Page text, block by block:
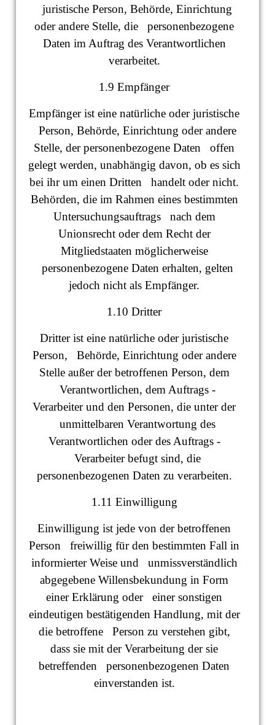
juristische Person, Behörde, Einrichtung
oder andere Stelle, die personenbezogene
Daten im Auftrag des Verantwortlichen
verarbeitet.
1.9 Empfänger
Empfänger ist eine natürliche oder juristische
Person, Behörde, Einrichtung oder andere
Stelle, der personenbezogene Daten offen
gelegt werden, unabhängig davon, ob es sich
bei ihr um einen Dritten handelt oder nicht.
Behörden, die im Rahmen eines bestimmten
Untersuchungsauftrags nach dem
Unionsrecht oder dem Recht der
Mitgliedstaaten möglicherweise
personenbezogene Daten erhalten, gelten
jedoch nicht als Empfänger.
1.10 Dritter
Dritter ist eine natürliche oder juristische
Person, Behörde, Einrichtung oder andere
Stelle außer der betroffenen Person, dem
Verantwortlichen, dem Auftrags -
Verarbeiter und den Personen, die unter der
unmittelbaren Verantwortung des
Verantwortlichen oder des Auftrags -
Verarbeiter befugt sind, die
personenbezogenen Daten zu verarbeiten.
1.11 Einwilligung
Einwilligung ist jede von der betroffenen
Person freiwillig für den bestimmten Fall in
informierter Weise und unmissverständlich
abgegebene Willensbekundung in Form
einer Erklärung oder einer sonstigen
eindeutigen bestätigenden Handlung, mit der
die betroffene Person zu verstehen gibt,
dass sie mit der Verarbeitung der sie
betreffenden personenbezogenen Daten
einverstanden ist.